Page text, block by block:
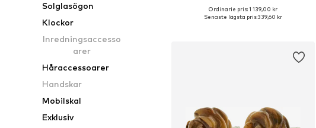
Solglasögon
Klockor
Inredningsaccesso
arer
Håraccessoarer
Handskar
Mobilskal
Exklusiv
Tillgängliga storlekar: One Size
Ordinarie pris: 1 139,00 kr
Senaste lägsta pris:339,60 kr